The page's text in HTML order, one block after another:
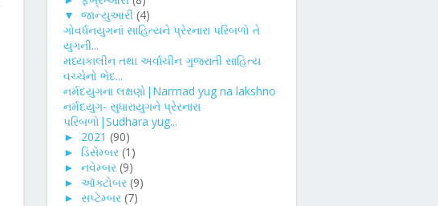
▼ જાન્યુઆરી (4)
ગોવર્ધનયુગનાં સાહિત્યને પ્રેરનારા પરિબળો તે
યુગની...
મધ્યકાલીન તથા અર્વાચીન ગુજરાતી સાહિત્ય
વચ્ચેનો ભેદ...
નર્મદયુગના લક્ષણો|Narmad yug na lakshno
નર્મદયુગ- સુધારાયુગને પ્રેરનારા
પરિબળો|Sudhara yug...
► 2021 (90)
► ડિસેમ્બર (1)
► નવેમ્બર (9)
► ઑક્ટોબર (9)
► સપ્ટેમ્બર (7)